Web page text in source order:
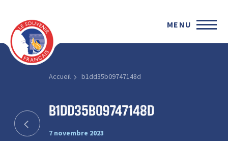
MENU
Accueil b1dd35b09747148d
b1dd35b09747148d
7 novembre 2023